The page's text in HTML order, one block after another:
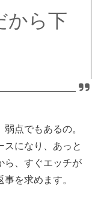
から下
点でもあるの。
スになり、あっと
ら、すぐエッチが
を求めます。